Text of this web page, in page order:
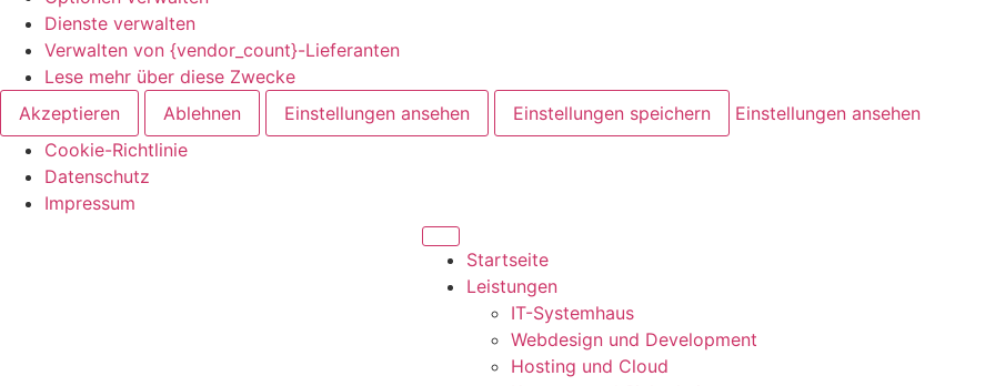
Dienste verwalten
Verwalten von {vendor_count}-Lieferanten
Lese mehr über diese Zwecke
Akzeptieren
Ablehnen Einstellungen ansehen Einstellungen speichern
Einstellungen ansehen
Cookie-Richtlinie
Datenschutz
Impressum
Startseite
Leistungen
IT-Systemhaus
Webdesign und Development
Hosting und Cloud